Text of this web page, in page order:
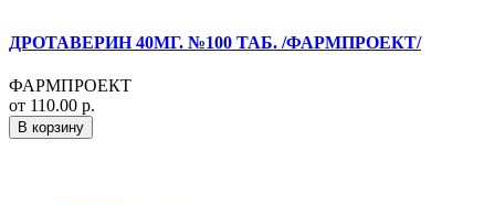
ДРОТАВЕРИН 40МГ. №100 ТАБ. /ФАРМПРОЕКТ/
ФАРМПРОЕКТ
от 110.00 р.
В корзину